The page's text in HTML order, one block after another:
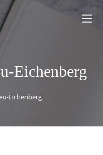
Eichenberg
Eichenberg